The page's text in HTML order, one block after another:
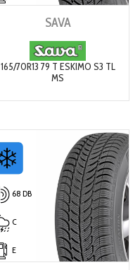
SAVA
165/70R13 79 T ESKIMO S3 TL
MS
68 DB
C
E